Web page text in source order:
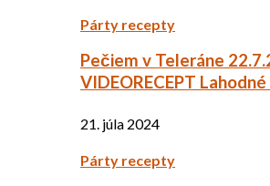
Párty recepty
Pečiem v Teleráne
VIDEORECEPT
21. júla 2024
Párty recepty